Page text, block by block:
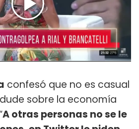
confesó que no es casual
sobre la economía
A otras personas no se le